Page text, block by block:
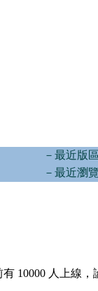
－最近版
－最近瀏
10000 人上線